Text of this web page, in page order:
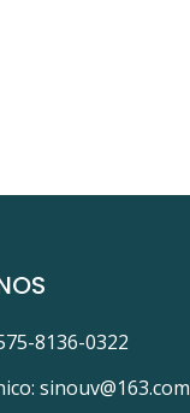
8136-0322
sinouv@163.com